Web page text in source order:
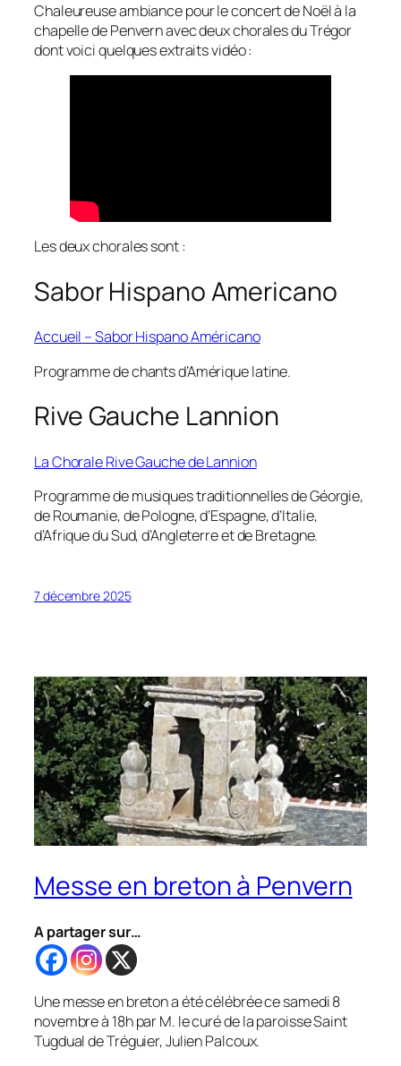
Chaleureuse ambiance pour le concert de Noël à la
chapelle de Penvern avec deux chorales du Trégor
dont voici quelques extraits vidéo :
Les deux chorales sont :
Sabor Hispano Americano
Accueil – SaborHispanoAméricano
Programme de chants d’Amérique latine.
Rive Gauche Lannion
La Chorale Rive Gauche de Lannion
Programme de musiques traditionnelles de Géorgie,
de Roumanie, de Pologne, d’Espagne, d’Italie,
d’Afrique du Sud, d’Angleterre et de Bretagne.
7 décembre 2025
Messe en breton à Penvern
A partager sur…
Une messe en breton a été célébrée ce samedi 8
novembre à 18h par M. le curé de la paroisse Saint
Tugdual de Tréguier, Julien Palcoux.